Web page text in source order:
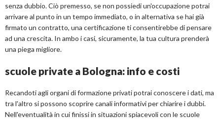
senza dubbio. Ciò premesso, se non possiedi un'occupazione potrai
arrivare al punto in un tempo immediato, o in alternativa se hai già
firmato un contratto, una certificazione ti consentirebbe di pensare
ad una crescita. In ambo i casi, sicuramente, la tua cultura prenderà
una piega migliore.
scuole private a Bologna: info e costi
Recandoti agli organi di formazione privati potrai conoscere i dati, ma
tra l'altro si possono scoprire canali informativi per chiarire i dubbi.
Nell'eventualità in cui finissi in situazioni spiacevoli con le scuole